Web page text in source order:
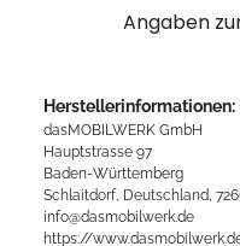
Angaben
Herstellerinformationen:
dasMOBILWERK GmbH
Hauptstrasse 97
Baden-Württemberg
Schlaitdorf, Deutschland,
info@dasmobilwerk.de
https://